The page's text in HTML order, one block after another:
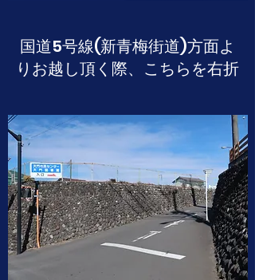
​国道5号線(新青梅街道)方面よ
りお越し頂く際、こちらを右折